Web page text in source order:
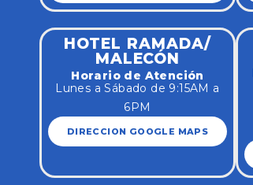
HOTEL RAMADA/
MALECÓN
Horario de Atención
Lunes a Sábado de 9:15AM a
6PM
DIRECCION GOOGLE MAPS